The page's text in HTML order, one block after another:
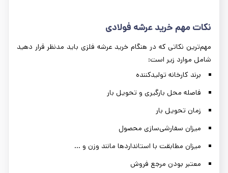
نکات مهم خرید عرشه فولادی
مهم‌ترین نکاتی که در هنگام خرید عرشه فلزی باید مدنظر قرار دهید
شامل موارد زیر است:
برند کارخانه تولیدکننده
فاصله محل بارگیری و تحویل بار
زمان تحویل بار
میزان سفارشی‌سازی محصول
میزان مطابقت با استانداردها مانند وزن و ...
معتبر بودن مرجع فروش